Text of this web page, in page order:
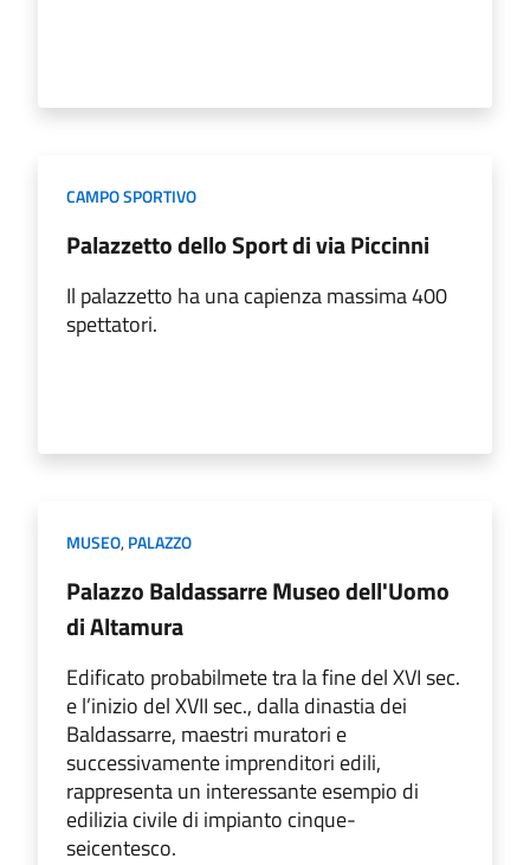
CAMPO SPORTIVO
Palazzetto dello Sport di via Piccinni
Il palazzetto ha una capienza massima 400
spettatori.
MUSEO,PALAZZO
Palazzo Baldassarre Museo dell'Uomo
di Altamura
Edificato probabilmete tra la fine del XVI sec.
e l’inizio del XVII sec., dalla dinastia dei
Baldassarre, maestri muratori e
successivamente imprenditori edili,
rappresenta un interessante esempio di
edilizia civile di impianto cinque-
seicentesco.